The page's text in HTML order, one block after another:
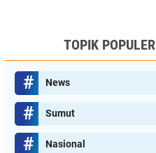
TOPIK POPULER
News
Sumut
Nasional